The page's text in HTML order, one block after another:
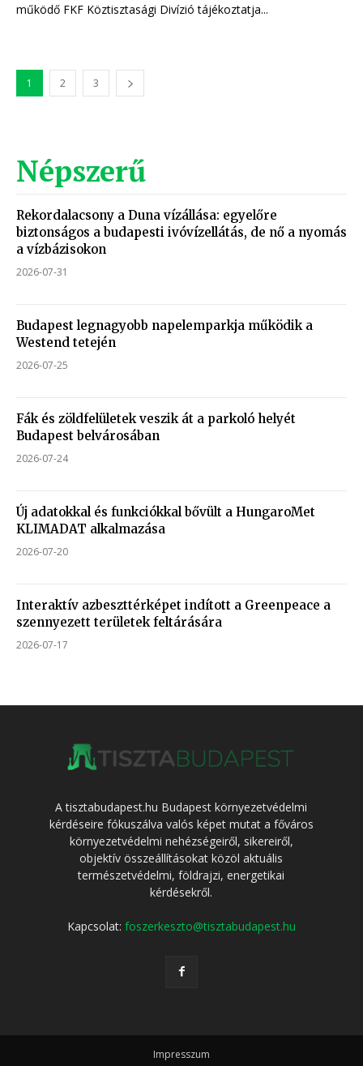
működő FKF Köztisztasági Divízió tájékoztatja...
1 2 3
Népszerű
Rekordalacsony a Duna vízállása: egyelőre
biztonságos a budapesti ivóvízellátás, de nő a nyomás
a vízbázisokon
2026-07-31
Budapest legnagyobb napelemparkja működik a
Westend tetején
2026-07-25
Fák és zöldfelületek veszik át a parkoló helyét
Budapest belvárosában
2026-07-24
Új adatokkal és funkciókkal bővült a HungaroMet
KLIMADAT alkalmazása
2026-07-20
Interaktív azbeszttérképet indított a Greenpeace a
szennyezett területek feltárására
2026-07-17
A tisztabudapest.hu Budapest környezetvédelmi
kérdéseire fókuszálva valós képet mutat a főváros
környezetvédelmi nehézségeiről, sikereiről,
objektív összeállításokat közöl aktuális
természetvédelmi, földrajzi, energetikai
kérdésekről.
Kapcsolat: foszerkeszto@tisztabudapest.hu
Impresszum